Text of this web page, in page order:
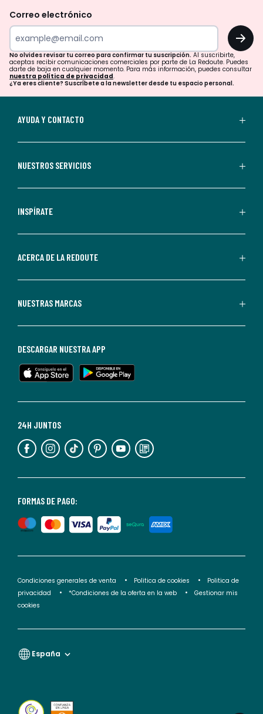
tu
para
confirmar
tu
suscripción.
aceptas
comerciales
personalizadas
parte
Redoute.
de
en
cualquier
Para
información,
puedes
nuestra
de
privacidad</2>.
Correo electrónico
OK
No olvides revisar tu correo para confirmar tu suscripción. Al suscribirte,
aceptas recibir comunicaciones comerciales por parte de La Redoute. Puedes
darte de baja en cualquier momento. Para más información, puedes consultar
nuestra política de privacidad.
¿Ya eres cliente? Suscríbete a la newsletter desde tu espacio personal.
AYUDA Y CONTACTO
NUESTROS SERVICIOS
INSPÍRATE
ACERCA DE LA REDOUTE
NUESTRAS MARCAS
FORMAS DE PAGO:
24H JUNTOS
DESCARGAR NUESTRA APP
Condiciones generales de venta Politica de cookies
Politica de
privacidad
*Condiciones de la oferta en la web
Gestionar mis
cookies
España